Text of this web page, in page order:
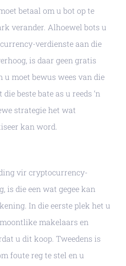
betaal om u bot op te
verander. Alhoewel bots u
verdienste aan die
is daar geen gratis
u moet bewus wees van die
beste bate as u reeds ‘n
strategie het wat
kan word.
vir cryptocurrency-
is die een wat gegee kan
In die eerste plek het u
makelaars en
u dit koop. Tweedens is
foute reg te stel en u